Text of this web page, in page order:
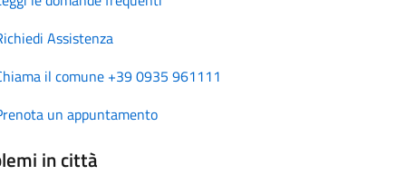
Assistenza
il comune +39 0935 961111
un appuntamento
in città